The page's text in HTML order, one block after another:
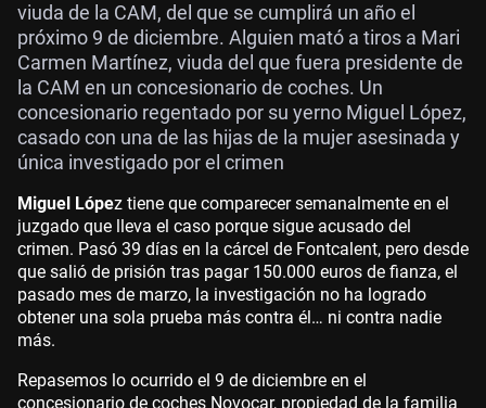
viuda de la CAM, del que se cumplirá un año el
próximo 9 de diciembre. Alguien mató a tiros a Mari
Carmen Martínez, viuda del que fuera presidente de
la CAM en un concesionario de coches. Un
concesionario regentado por su yerno Miguel López,
casado con una de las hijas de la mujer asesinada y
única investigado por el crimen
Miguel López tiene que comparecer semanalmente en el
juzgado que lleva el caso porque sigue acusado del
crimen. Pasó 39 días en la cárcel de Fontcalent, pero desde
que salió de prisión tras pagar 150.000 euros de fianza, el
pasado mes de marzo, la investigación no ha logrado
obtener una sola prueba más contra él… ni contra nadie
más.
Repasemos lo ocurrido el 9 de diciembre en el
concesionario de coches Novocar, propiedad de la familia